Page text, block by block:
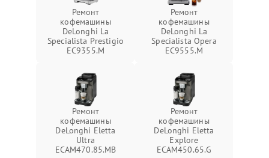
Ремонт
кофемашины
DeLonghi La
Specialista Prestigio
EC9355.M
Ремонт
кофемашины
DeLonghi La
Specialista Opera
EC9555.M
Ремонт
кофемашины
DeLonghi Eletta
Ultra
ECAM470.85.MB
Ремонт
кофемашины
DeLonghi Eletta
Explore
ECAM450.65.G